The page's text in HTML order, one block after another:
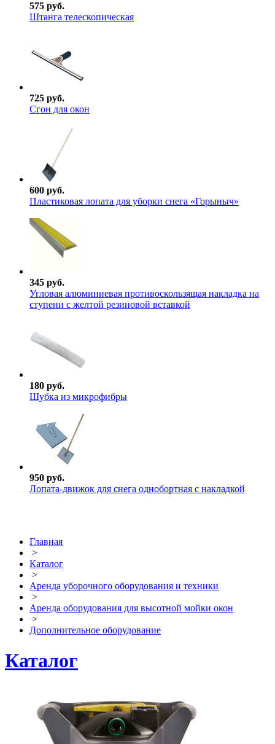
575 руб.
Штанга телескопическая
725 руб.
Сгон для окон
600 руб.
Пластиковая лопата для уборки снега «Горыныч»
345 руб.
Угловая алюминиевая противоскользящая накладка на
ступени с желтой резиновой вставкой
180 руб.
Шубка из микрофибры
950 руб.
Лопата-движок для снега однобортная с накладкой
Главная
>
Каталог
>
Аренда уборочного оборудования и техники
>
Аренда оборудования для высотной мойки окон
>
Дополнительное оборудование
Каталог